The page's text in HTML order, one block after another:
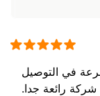
في التوصيل
رائعة جدا.